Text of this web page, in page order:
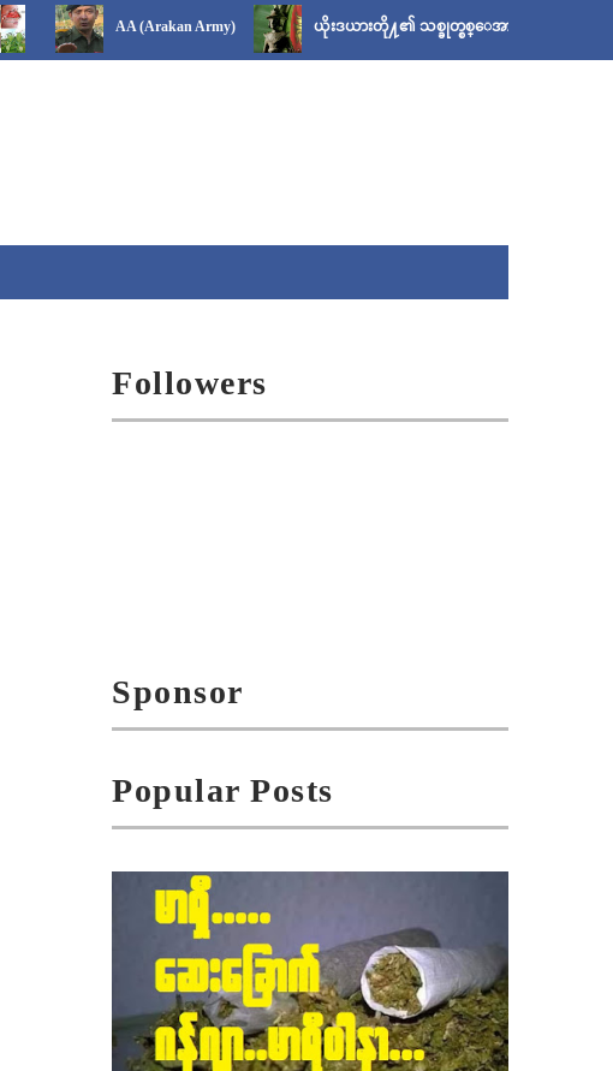
AA (Arakan Army) ယိုးဒယားတို႔၏ သစ္ခုတ္စစ္ေအာင္ယၾတာ အခမ္းအနား
Followers
Sponsor
Popular Posts